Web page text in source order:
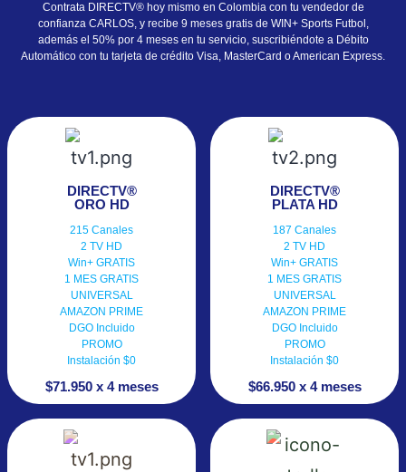
Contrata DIRECTV® hoy mismo en Colombia con tu vendedor de
confianza CARLOS, y recibe 9 meses gratis de WIN+ Sports Futbol,
además el 50% por 4 meses en tu servicio, suscribiéndote a Débito
Automático con tu tarjeta de crédito Visa, MasterCard o American Express.
DIRECTV®
ORO HD
215 Canales
2 TV HD
Win+ GRATIS
1 MES GRATIS
UNIVERSAL
AMAZON PRIME
DGO Incluido
PROMO
Instalación $0
$71.950 x 4 meses
DIRECTV®
PLATA HD
187 Canales
2 TV HD
Win+ GRATIS
1 MES GRATIS
UNIVERSAL
AMAZON PRIME
DGO Incluido
PROMO
Instalación $0
$66.950 x 4 meses